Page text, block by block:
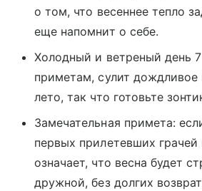
о том, что весеннее тепло
еще напомнит о себе.
Холодный и ветреный день
приметам, сулит дождливое
лето, так что готовьте
Замечательная примета:
первых прилетевших грачей
означает, что весна будет
дружной, без долгих